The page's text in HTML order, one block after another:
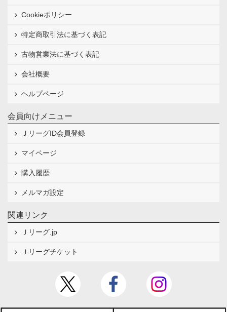
Cookieポリシー
特定商取引法に基づく表記
古物営業法に基づく表記
会社概要
ヘルプページ
会員向けメニュー
ＪリーグID会員登録
マイページ
購入履歴
メルマガ設定
関連リンク
Ｊリーグ.jp
Ｊリーグチケット